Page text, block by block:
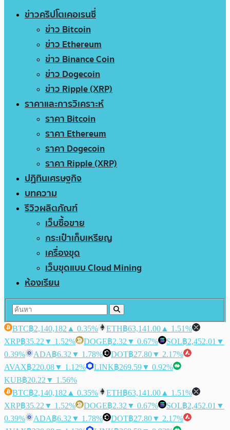
ข่าวคริปโตเคอเรนซี่
ข่าว Bitcoin
ข่าว Ethereum
ข่าว Binance Coin
ข่าว Dogecoin
ข่าว Ripple (XRP)
ราคาและการวิเคราะห์
ราคา Bitcoin
ราคา Ethereum
ราคา Dogecoin
ราคา Ripple (XRP)
ปฏิทินเศรษฐกิจ
บทความ
รีวิวผลิตภัณฑ์
เว็บซื้อขาย
กระเป๋าเก็บเหรียญ
เครื่องขุด
เว็บขุดแบบ Cloud Mining
ห้องเรียน
BTC฿2,140,182 ▲ 0.35% ETH฿63,141.00 ▲ 1.51%
XRP฿35.22 ▼ 1.52% DOGE฿2.32 ▼ 0.67% SOL฿2,452.01 ▼
0.39%
ADA฿6.32 ▼ 1.78% DOT฿27.80▼ 2.17%
AVAX฿220.08▼ 1.12% LINK฿269.59▼ 0.92%
KUB฿20.22 ▼ 1.56%
BTC฿2,140,182 ▲ 0.35% ETH฿63,141.00 ▲ 1.51%
XRP฿35.22 ▼ 1.52% DOGE฿2.32 ▼ 0.67% SOL฿2,452.01 ▼
0.39%
ADA฿6.32 ▼ 1.78% DOT฿27.80▼ 2.17%